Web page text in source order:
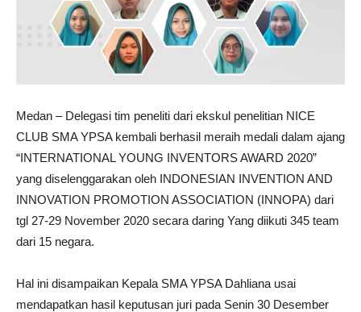
Medan – Delegasi tim peneliti dari ekskul penelitian NICE
CLUB SMA YPSA kembali berhasil meraih medali dalam ajang
“INTERNATIONAL YOUNG INVENTORS AWARD 2020”
yang diselenggarakan oleh INDONESIAN INVENTION AND
INNOVATION PROMOTION ASSOCIATION (INNOPA) dari
tgl 27-29 November 2020 secara daring Yang diikuti 345 team
dari 15 negara.
Hal ini disampaikan Kepala SMA YPSA Dahliana usai
mendapatkan hasil keputusan juri pada Senin 30 Desember